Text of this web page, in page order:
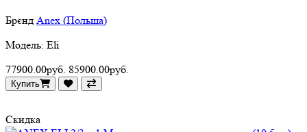
Брєнд Anex (Польша)
Модель: Eli
77900.00руб. 85900.00руб.
Купить
Скидка